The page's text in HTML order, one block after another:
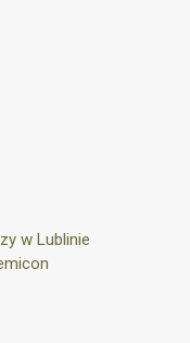
w Lublinie